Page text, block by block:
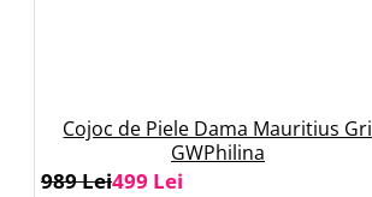
Cojoc de Piele Dama Mauritius Gri
GWPhilina
499 Lei
989 Lei